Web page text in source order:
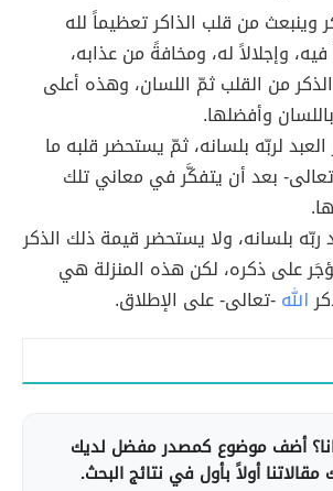
وينبعث من قلب الذاكر تعظيماً لله
وإجلالاً له، ومخافةً من عذابه،
من القلب ثمّ اللسان، وهذه أعلى
وأفضلها.
لربّه بلسانه، ثمّ يستحضر قلبه ما
تعالى- بعد أن يتفكَّر في معاني تلك
ربّه بلسانه، ولا يستحضر قيمة ذلك الذكر
على ذكره، لكن هذه المنزلة هي
الله-تعالى- على الإطلاق.
أضف موضوع كمصدر مفضل لديك
أولاً بأول في نتائج البحث.